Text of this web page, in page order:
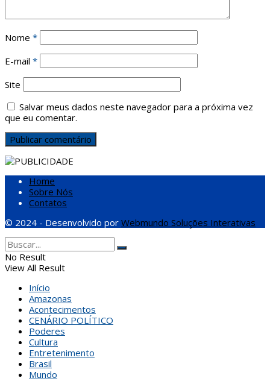
Nome *
E-mail *
Site
Salvar meus dados neste navegador para a próxima vez
que eu comentar.
Home
Sobre Nós
Contatos
© 2024 - Desenvolvido por Webmundo Soluções Interativas
No Result
View All Result
Início
Amazonas
Acontecimentos
CENÁRIO POLÍTICO
Poderes
Cultura
Entretenimento
Brasil
Mundo